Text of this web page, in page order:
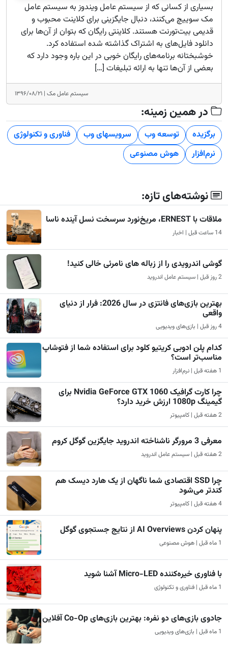
بسیاری از کسانی که از سیستم عامل ویندوز به سیستم عامل
مک سوییچ می‌کنند، دنبال جایگزینی برای کلاینت محبوب و
قدیمی بیت‌تورنت هستند. کلاینتی رایگان که بتوان از آن‌ها برای
دانلود فایل‌های به اشتراک گذاشته شده استفاده کرد.
خوشبختانه برنامه‌های رایگان خوبی در این باره وجود دارد که
بعضی از آن‌ها تنها به ارائه تبلیغات […]
سیستم عامل مک | ۱۳۹۶/۰۸/۲۱
در همین زمینه:
برگزیده توسعه وب سرویسهای وب
فناوری و تکنولوژی
نرم‌افزار
هوش مصنوعی
نوشته‌های تازه:
ملاقات با ERNEST، مریخ‌نورد سرسخت نسل آینده ناسا
14 ساعت قبل | اخبار
گوشی اندرویدی را از زباله های نامرئی خالی کنید!
2 روز قبل | سیستم عامل اندروید
بهترین بازی‌های فانتزی در سال 2026: فرار از دنیای
واقعی
4 روز قبل | بازی‌های ویدیویی
کدام پلن ادوبی کریتیو کلود برای استفاده شما از فتوشاپ
مناسب‌تر است؟
1 هفته قبل | نرم‌افزار
چرا کارت گرافیک Nvidia GeForce GTX 1060 برای
گیمینگ 1080p ارزش خرید دارد؟
2 هفته قبل | کامپیوتر
معرفی 3 مرورگر ناشناخته اندروید جایگزین گوگل کروم
2 هفته قبل | سیستم عامل اندروید
چرا SSD اقتصادی شما ناگهان از یک هارد دیسک هم
کندتر می‌شود
4 هفته قبل | کامپیوتر
پنهان کردن AI Overviews از نتایج جستجوی گوگل
1 ماه قبل | هوش مصنوعی
با فناوری خیره‌کننده Micro-LED آشنا شوید
1 ماه قبل | فناوری و تکنولوژی
جادوی بازی‌های دو نفره: بهترین بازی‌های Co-Op آفلاین
1 ماه قبل | بازی‌های ویدیویی